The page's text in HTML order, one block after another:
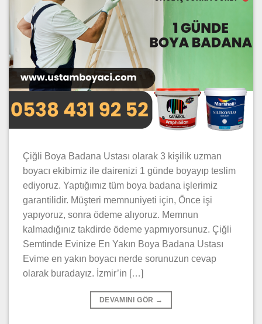
Çiğli Boya Badana Ustası olarak 3 kişilik uzman
boyacı ekibimiz ile dairenizi 1 günde boyayıp teslim
ediyoruz. Yaptığımız tüm boya badana işlerimiz
garantilidir. Müşteri memnuniyeti için, Önce işi
yapıyoruz, sonra ödeme alıyoruz. Memnun
kalmadığınız takdirde ödeme yapmıyorsunuz. Çiğli
Semtinde Evinize En Yakın Boya Badana Ustası
Evime en yakın boyacı nerde sorunuzun cevap
olarak buradayız. İzmir’in […]
DEVAMINI GÖR →